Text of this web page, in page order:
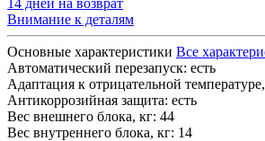
Внимание к деталям
Основные характеристики Все
Автоматический перезапуск: есть
Адаптация к отрицательной
Антикоррозийная защита: есть
Вес внешнего блока, кг: 44
Вес внутреннего блока, кг: 14